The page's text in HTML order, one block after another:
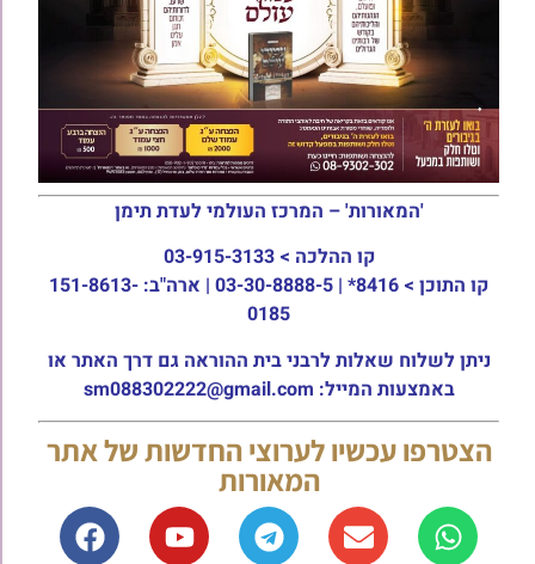
'המאורות' – המרכז העולמי לעדת תימן
קו ההלכה > 03-915-3133
קו התוכן >
8416* | 03-30-8888-5 | ארה"ב: 151-8613-
0185
ניתן לשלוח שאלות לרבני בית ההוראה גם דרך האתר או
באמצעות המייל: sm088302222@gmail.com
הצטרפו עכשיו לערוצי החדשות של אתר
המאורות